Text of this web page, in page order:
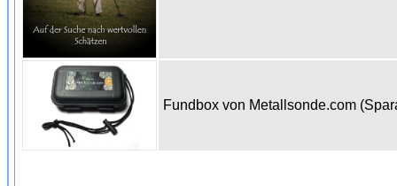
Fundbox von Metallsonde.com